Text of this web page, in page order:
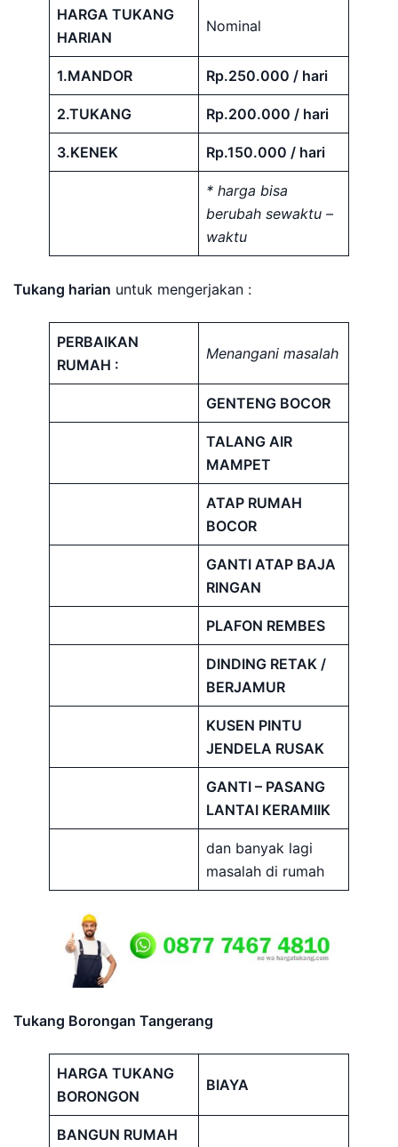
HARGA TUKANG
HARIAN
Nominal
1.MANDOR Rp.250.000 / hari
2.TUKANG Rp.200.000 / hari
3.KENEK Rp.150.000 / hari
* harga bisa
berubah sewaktu –
waktu
Tukang harian untuk mengerjakan :
PERBAIKAN
RUMAH :
Menangani masalah
GENTENG BOCOR
TALANG AIR
MAMPET
ATAP RUMAH
BOCOR
GANTI ATAP BAJA
RINGAN
PLAFON REMBES
DINDING RETAK /
BERJAMUR
KUSEN PINTU
JENDELA RUSAK
GANTI – PASANG
LANTAI KERAMIIK
dan banyak lagi
masalah di rumah
Tukang Borongan Tangerang
HARGA TUKANG
BORONGON
BIAYA
BANGUN RUMAH